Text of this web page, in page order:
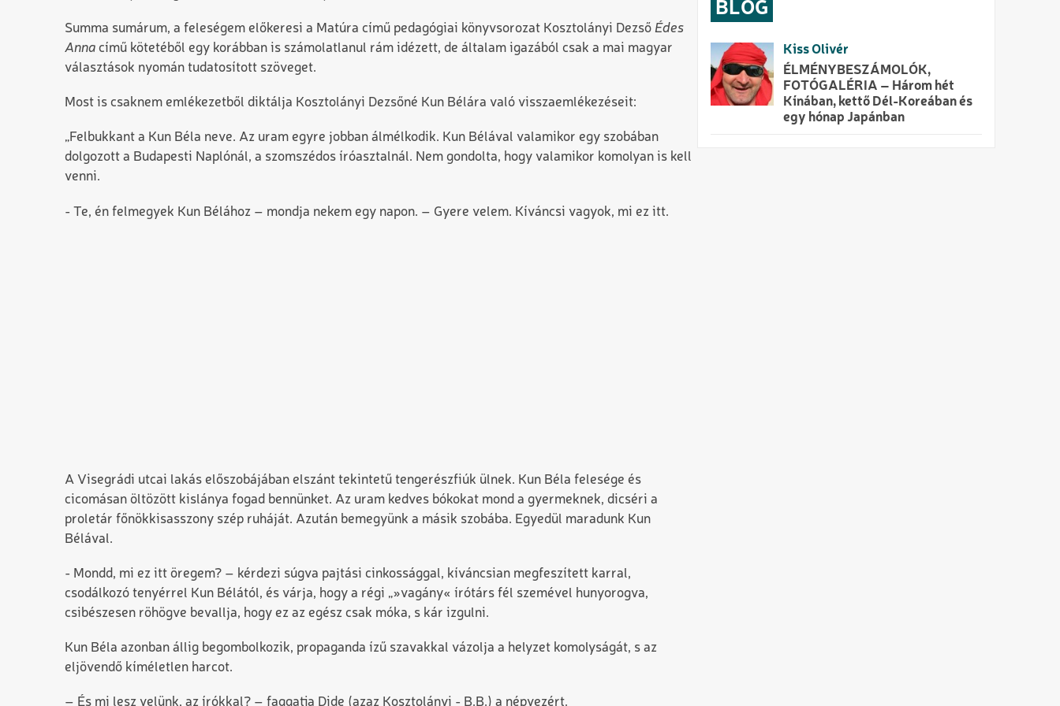
Summa sumárum, a feleségem előkeresi a Matúra című pedagógiai könyvsorozat Kosztolányi Dezső Édes
Anna című kötetéből egy korábban is számolatlanul rám idézett, de általam igazából csak a mai magyar
választások nyomán tudatosított szöveget.
Most is csaknem emlékezetből diktálja Kosztolányi Dezsőné Kun Bélára való visszaemlékezéseit:
„Felbukkant a Kun Béla neve. Az uram egyre jobban álmélkodik. Kun Bélával valamikor egy szobában
dolgozott a Budapesti Naplónál, a szomszédos íróasztalnál. Nem gondolta, hogy valamikor komolyan is kell
venni.
- Te, én felmegyek Kun Bélához – mondja nekem egy napon. – Gyere velem. Kíváncsi vagyok, mi ez itt.
A Visegrádi utcai lakás előszobájában elszánt tekintetű tengerészfiúk ülnek. Kun Béla felesége és
cicomásan öltözött kislánya fogad bennünket. Az uram kedves bókokat mond a gyermeknek, dicséri a
proletár főnökkisasszony szép ruháját. Azután bemegyünk a másik szobába. Egyedül maradunk Kun
Bélával.
- Mondd, mi ez itt öregem? – kérdezi súgva pajtási cinkossággal, kíváncsian megfeszített karral,
csodálkozó tenyérrel Kun Bélától, és várja, hogy a régi „»vagány« írótárs fél szemével hunyorogva,
csibészesen röhögve bevallja, hogy ez az egész csak móka, s kár izgulni.
Kun Béla azonban állig begombolkozik, propaganda ízű szavakkal vázolja a helyzet komolyságát, s az
eljövendő kíméletlen harcot.
– És mi lesz velünk, az írókkal? – faggatja Dide (azaz Kosztolányi - B.B.) a népvezért.
BLOG
Kiss Olivér
ÉLMÉNYBESZÁMOLÓK,
FOTÓGALÉRIA – Három hét
Kínában, kettő Dél-Koreában és
egy hónap Japánban